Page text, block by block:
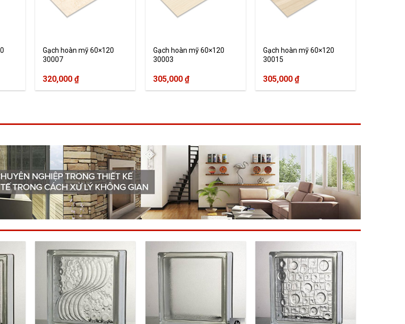
Gạch hoàn mỹ 60×120
30007
320,000₫
Gạch hoàn mỹ 60×120
30003
305,000 ₫
Gạch hoàn mỹ 60×120
30015
305,000₫